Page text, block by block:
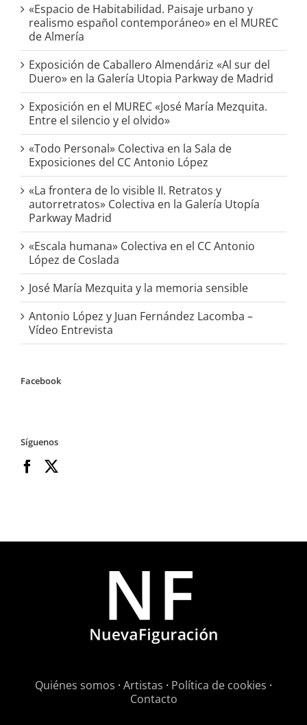
«Espacio de Habitabilidad. Paisaje urbano y
realismo español contemporáneo» en el MUREC
de Almería
Exposición de Caballero Almendáriz «Al sur del
Duero» en la Galería Utopia Parkway de Madrid
Exposición en el MUREC «José María Mezquita.
Entre el silencio y el olvido»
«Todo Personal» Colectiva en la Sala de
Exposiciones del CC Antonio López
«La frontera de lo visible II. Retratos y
autorretratos» Colectiva en la Galería Utopía
Parkway Madrid
«Escala humana» Colectiva en el CC Antonio
López de Coslada
José María Mezquita y la memoria sensible
Antonio López y Juan Fernández Lacomba –
Vídeo Entrevista
Facebook
Síguenos
Quiénes somos · Artistas · Política de cookies ·
Contacto